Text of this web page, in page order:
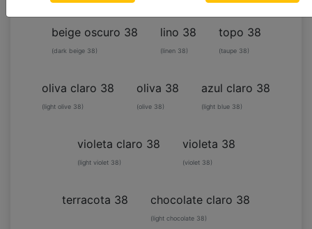
beige oscuro 38
(dark beige 38)
lino 38
(linen 38)
topo 38
(taupe 38)
oliva claro 38
(light olive 38)
oliva 38
(olive 38)
azul claro 38
(light blue 38)
violeta claro 38
(light violet 38)
violeta 38
(violet 38)
terracota 38 chocolate claro 38
(light chocolate 38)